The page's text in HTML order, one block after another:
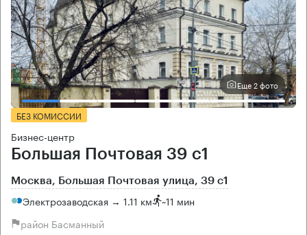
Еще 2 фото
БЕЗ КОМИССИИ
Бизнес-центр
Большая Почтовая 39 с1
Москва, Большая Почтовая улица, 39 с1
Электрозаводская → 1.11 км ~11 мин
район Басманный